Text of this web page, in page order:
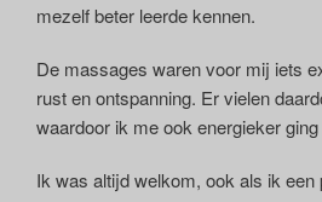
mezelf beter leerde kennen.
De massages waren voor mij iets
rust en ontspanning. Er vielen
waardoor ik me ook energieker
Ik was altijd welkom, ook als ik een